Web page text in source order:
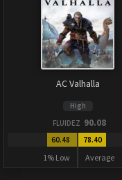
AC Valhalla
High
FLUIDEZ 90.08
60.48
1% Low
78.40
Average